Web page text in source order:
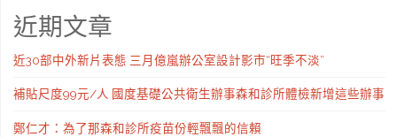
近期文章
近30部中外新片表態 三月億嵐辦公室設計影市“旺季不淡”
補貼尺度99元/人 國度基礎公共衛生辦事森和診所體檢新增這些辦事
鄭仁才：為了那森和診所疫苗份輕飄飄的信賴